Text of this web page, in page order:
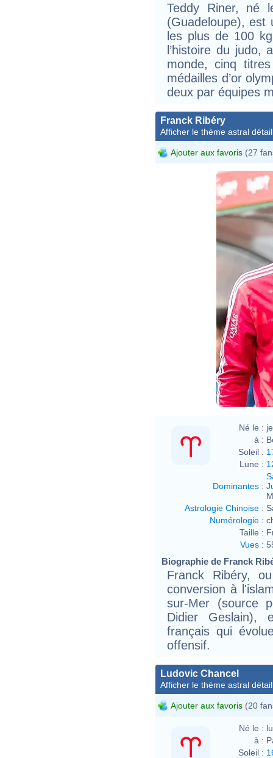
Teddy Riner, né
(Guadeloupe), est
les plus de 100
l’histoire du judo,
monde, cinq
médailles d’or
deux par équipes
Franck Ribéry
Afficher le thème astral
Ajouter aux favoris (27
Né le :
à :
Soleil :
Lune :
Dominantes :
Astrologie Chinoise :
Numérologie :
Taille :
Vues :
Biographie de Franck
Franck Ribéry,
conversion à
sur-Mer (source
Didier Geslain),
français qui
offensif.
Ludovic Chancel
Afficher le thème astral
Ajouter aux favoris (20
Né le :
à :
Soleil :